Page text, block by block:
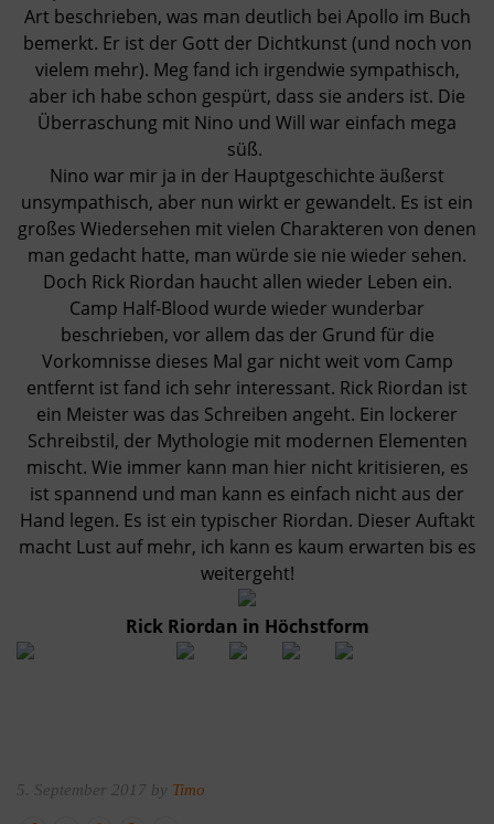
Art beschrieben, was man deutlich bei Apollo im Buch
bemerkt. Er ist der Gott der Dichtkunst (und noch von
vielem mehr). Meg fand ich irgendwie sympathisch,
aber ich habe schon gespürt, dass sie anders ist. Die
Überraschung mit Nino und Will war einfach mega
süß.
Nino war mir ja in der Hauptgeschichte äußerst
unsympathisch, aber nun wirkt er gewandelt. Es ist ein
großes Wiedersehen mit vielen Charakteren von denen
man gedacht hatte, man würde sie nie wieder sehen.
Doch Rick Riordan haucht allen wieder Leben ein.
Camp Half-Blood wurde wieder wunderbar
beschrieben, vor allem das der Grund für die
Vorkomnisse dieses Mal gar nicht weit vom Camp
entfernt ist fand ich sehr interessant. Rick Riordan ist
ein Meister was das Schreiben angeht. Ein lockerer
Schreibstil, der Mythologie mit modernen Elementen
mischt. Wie immer kann man hier nicht kritisieren, es
ist spannend und man kann es einfach nicht aus der
Hand legen. Es ist ein typischer Riordan. Dieser Auftakt
macht Lust auf mehr, ich kann es kaum erwarten bis es
weitergeht!
Rick Riordan in Höchstform
5. September 2017 by Timo